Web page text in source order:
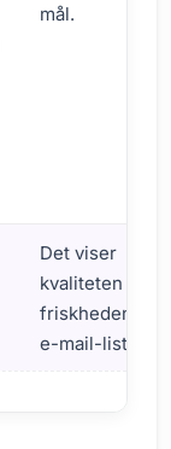
mål.
Det viser
kvaliteten og
friskheden af
e-mail-listen.